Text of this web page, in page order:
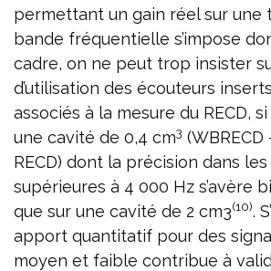
permettant un gain réel sur une
bande fréquentielle s’impose
cadre, on ne peut trop insister
d’utilisation des écouteurs
associés à la mesure du RECD,
une cavité de 0,4 cm3
RECD) dont la précision dans
supérieures à 4 000 Hz s’avère
que sur une cavité de 2 cm3(10).
apport quantitatif pour des
moyen et faible contribue à